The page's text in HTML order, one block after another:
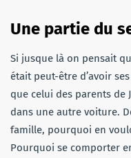
Une partie du
Si jusque là on pensait
était peut-être d’avoir
que celui des parents de
dans une autre voiture.
famille, pourquoi en
Pourquoi se comporter